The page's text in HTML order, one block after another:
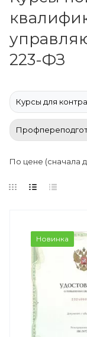
223-ФЗ
Курсы для
По цене (сначала
Новинка